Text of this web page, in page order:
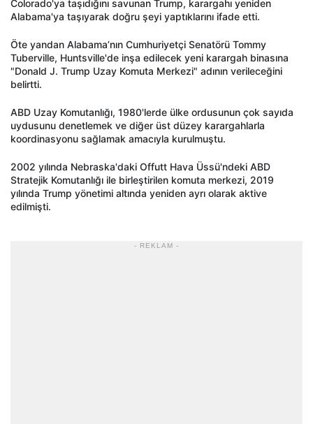
Colorado'ya taşıdığını savunan Trump, karargahı yeniden
Alabama'ya taşıyarak doğru şeyi yaptıklarını ifade etti.
Öte yandan Alabama’nın Cumhuriyetçi Senatörü Tommy
Tuberville, Huntsville'de inşa edilecek yeni karargah binasına
"Donald J. Trump Uzay Komuta Merkezi" adının verileceğini
belirtti.
ABD Uzay Komutanlığı, 1980'lerde ülke ordusunun çok sayıda
uydusunu denetlemek ve diğer üst düzey karargahlarla
koordinasyonu sağlamak amacıyla kurulmuştu.
2002 yılında Nebraska'daki Offutt Hava Üssü'ndeki ABD
Stratejik Komutanlığı ile birleştirilen komuta merkezi, 2019
yılında Trump yönetimi altında yeniden ayrı olarak aktive
edilmişti.
- REKLAM -